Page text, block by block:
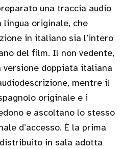
una traccia audio
originale, che
in italiano sia l’intero
del film. Il non vedente,
doppiata italiana
mentre il
originale e i
e ascoltano lo stesso
d’accesso. È la prima
in sala adotta